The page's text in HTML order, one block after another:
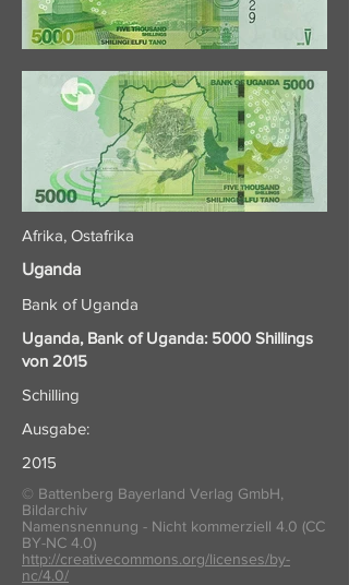
Afrika, Ostafrika
Uganda
Bank of Uganda
Uganda, Bank of Uganda: 5000 Shillings
von 2015
Schilling
Ausgabe:
2015
© Battenberg Bayerland Verlag GmbH,
Bildarchiv
Namensnennung - Nicht kommerziell 4.0 (CC
BY-NC 4.0)
http://creativecommons.org/licenses/by-
nc/4.0/